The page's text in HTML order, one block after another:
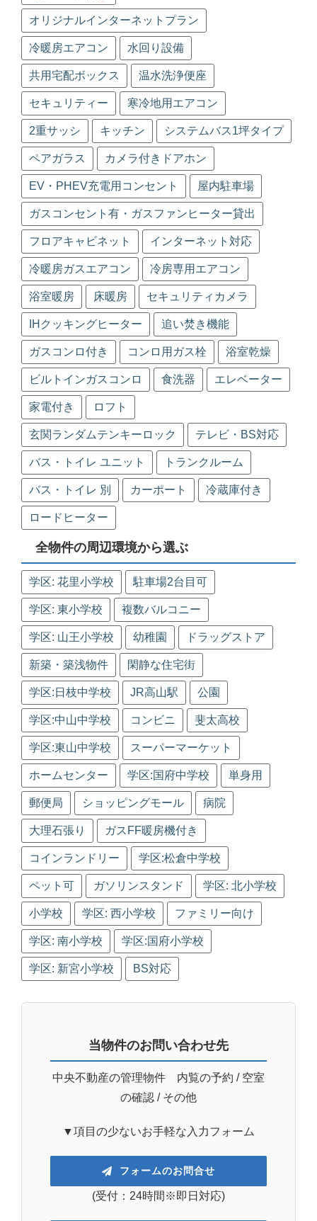
オリジナルインターネットプラン
冷暖房エアコン 水回り設備
共用宅配ボックス 温水洗浄便座
セキュリティー 寒冷地用エアコン
2重サッシ キッチン システムバス1坪タイプ
ペアガラス カメラ付きドアホン
EV・PHEV充電用コンセント 屋内駐車場
ガスコンセント有・ガスファンヒーター貸出
フロアキャビネット インターネット対応
冷暖房ガスエアコン 冷房専用エアコン
浴室暖房 床暖房 セキュリティカメラ
IHクッキングヒーター 追い焚き機能
ガスコンロ付き コンロ用ガス栓 浴室乾燥
ビルトインガスコンロ 食洗器 エレベーター
家電付き ロフト
玄関ランダムテンキーロック テレビ・BS対応
バス・トイレ ユニット トランクルーム
バス・トイレ 別 カーポート 冷蔵庫付き
ロードヒーター
全物件の周辺環境から選ぶ
学区: 花里小学校 駐車場2台目可
学区: 東小学校 複数バルコニー
学区: 山王小学校 幼稚園 ドラッグストア
新築・築浅物件 閑静な住宅街
学区:日枝中学校 JR高山駅 公園
学区:中山中学校 コンビニ 斐太高校
学区:東山中学校 スーパーマーケット
ホームセンター 学区:国府中学校 単身用
郵便局 ショッピングモール 病院
大理石張り ガスFF暖房機付き
コインランドリー 学区:松倉中学校
ペット可 ガソリンスタンド 学区: 北小学校
小学校 学区: 西小学校 ファミリー向け
学区: 南小学校 学区:国府小学校
学区: 新宮小学校 BS対応
当物件のお問い合わせ先
中央不動産の管理物件 内覧の予約 / 空室
の確認 / その他
▼項目の少ないお手軽な入力フォーム
フォームのお問合せ
(受付：24時間※即日対応)